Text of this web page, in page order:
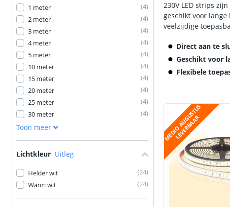
1 meter (4)
2 meter
(4)
3 meter
(4)
4 meter
(4)
5 meter
(4)
10 meter
(4)
15 meter
(4)
20 meter
(4)
25 meter
(4)
30 meter
(4)
Toon meer
Lichtkleur Uitleg
Helder wit (24)
Warm wit
(24)
230V LED strips
geschikt voor
veelzijdige
Direct aan te
Geschikt voor
Flexibele
M
E
D
I
O
A
U
G
U
S
T
U
S
L
E
V
E
R
B
A
A
R